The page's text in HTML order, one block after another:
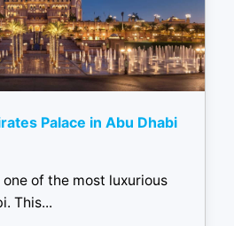
Palace in Abu Dhabi
of the most luxurious
This...